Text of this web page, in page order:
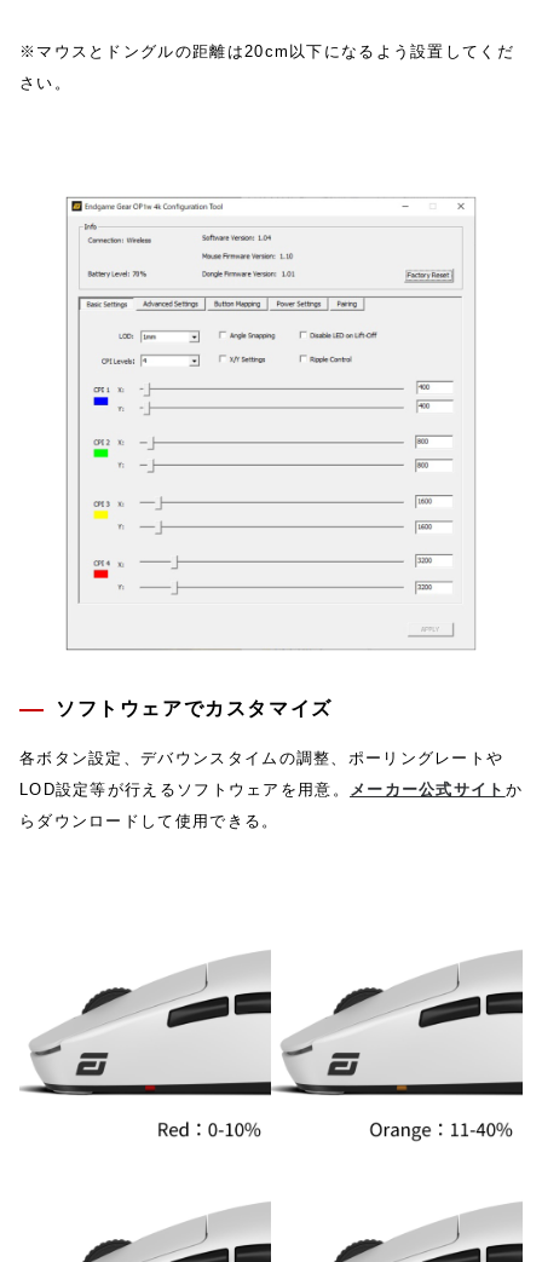
※マウスとドングルの距離は20cm以下になるよう設置してくだ
さい。
ソフトウェアでカスタマイズ
各ボタン設定、デバウンスタイムの調整、ポーリングレートや
LOD設定等が行えるソフトウェアを用意。 メーカー公式サイト か
らダウンロードして使用できる。